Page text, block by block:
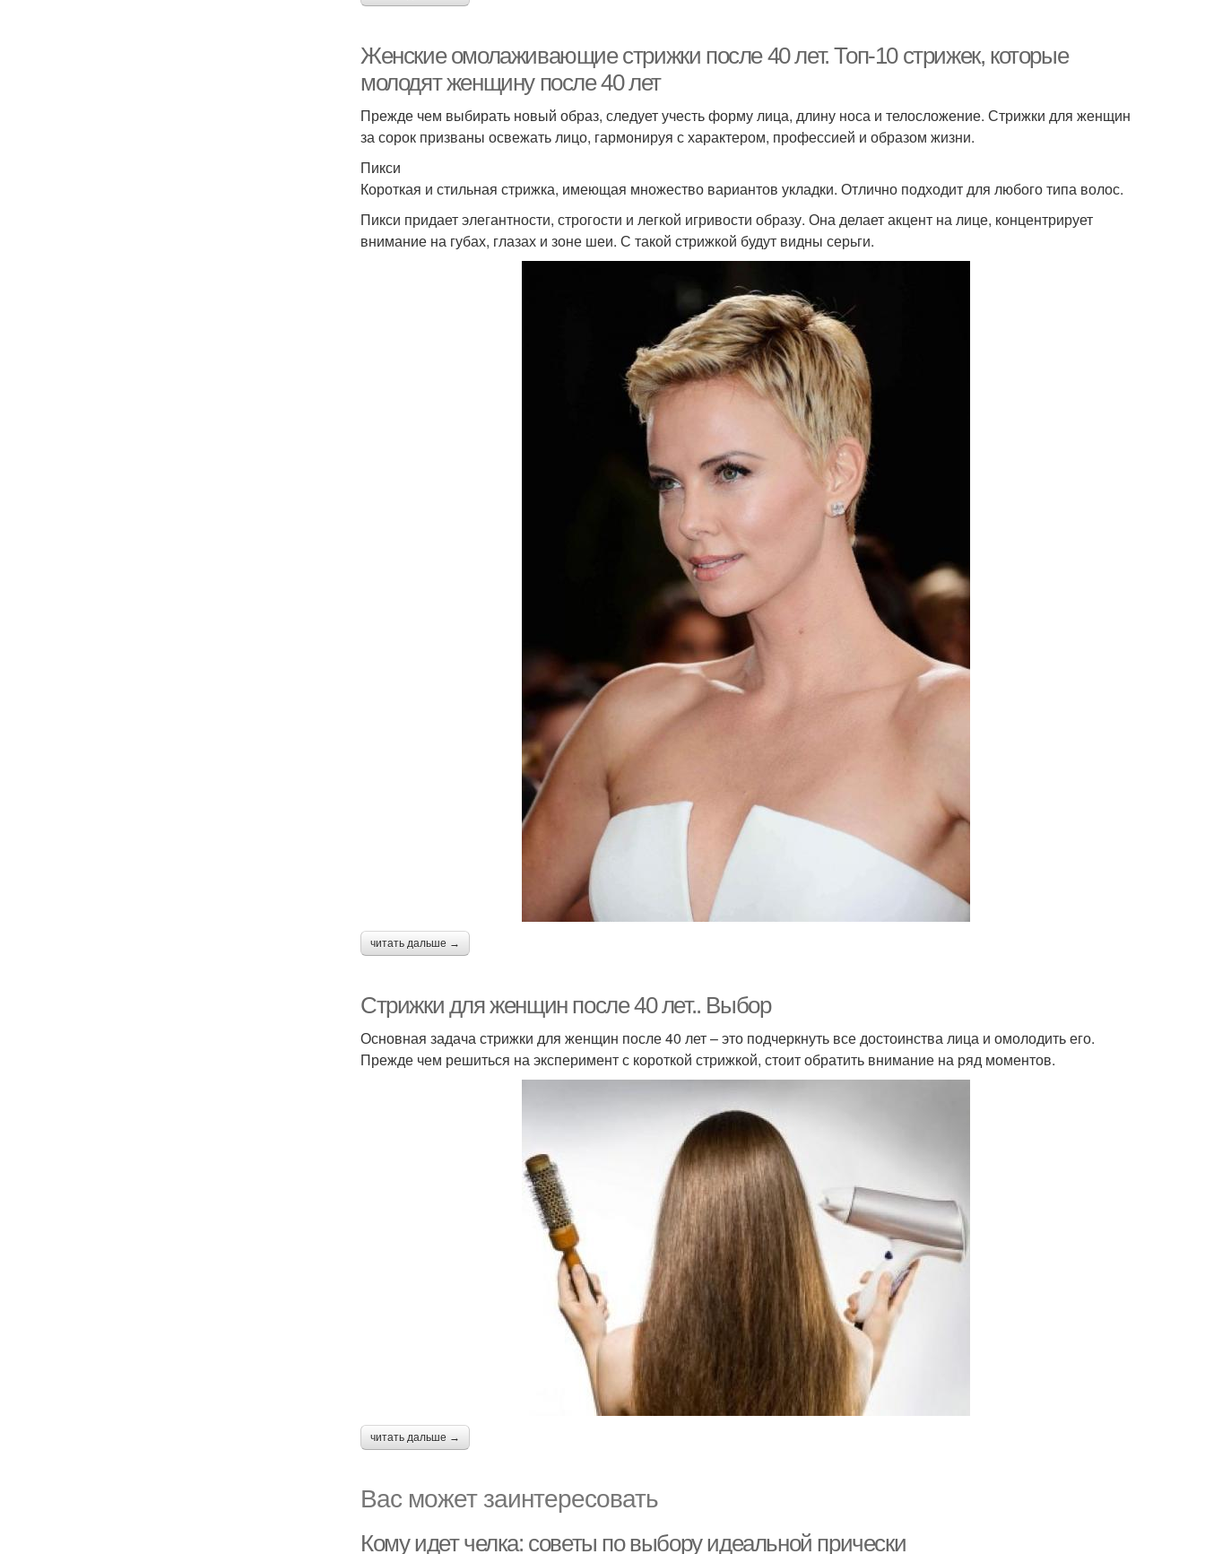
Женские омолаживающие стрижки после 40 лет. Топ-10 стрижек, которые
молодят женщину после 40 лет
Прежде чем выбирать новый образ, следует учесть форму лица, длину носа и телосложение. Стрижки для женщин
за сорок призваны освежать лицо, гармонируя с характером, профессией и образом жизни.
Пикси
Короткая и стильная стрижка, имеющая множество вариантов укладки. Отлично подходит для любого типа волос.
Пикси придает элегантности, строгости и легкой игривости образу. Она делает акцент на лице, концентрирует
внимание на губах, глазах и зоне шеи. С такой стрижкой будут видны серьги.
читать дальше →
Стрижки для женщин после 40 лет.. Выбор
Основная задача стрижки для женщин после 40 лет – это подчеркнуть все достоинства лица и омолодить его.
Прежде чем решиться на эксперимент с короткой стрижкой, стоит обратить внимание на ряд моментов.
читать дальше →
Вас может заинтересовать
Кому идет челка: советы по выбору идеальной прически